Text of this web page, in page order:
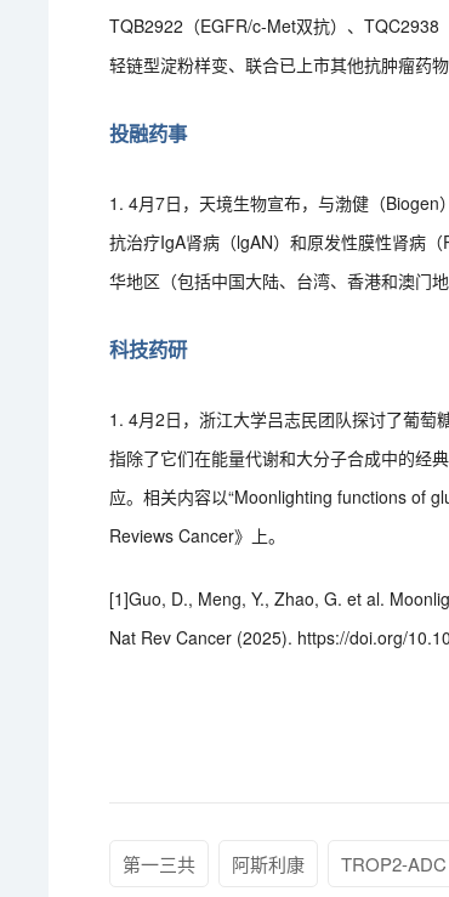
TQB2922（EGFR/c-Met双抗）、TQC2938
轻链型淀粉样变、联合已上市其他抗肿瘤药
投融药事
1. 4月7日，天境生物宣布，与渤健（
抗治疗IgA肾病（lgAN）和原发性膜性肾病
华地区（包括中国大陆、台湾、香港和澳门
科技药研
1. 4月2日，浙江大学吕志民团队探讨了葡萄
指除了它们在能量代谢和大分子合成中的经
应。相关内容以“Moonlighting functions of
Reviews Cancer》上。
[1]Guo, D., Meng, Y., Zhao, G. et al.
Nat Rev Cancer (2025). https://doi.org/
第一三共 阿斯利康 TROP2-ADC